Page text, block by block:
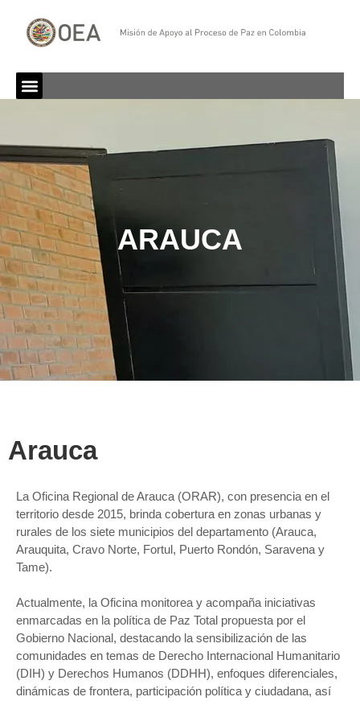
ARAUCA
Arauca
La Oficina Regional de Arauca (ORAR), con presencia en el
territorio desde 2015, brinda cobertura en zonas urbanas y
rurales de los siete municipios del departamento (Arauca,
Arauquita, Cravo Norte, Fortul, Puerto Rondón, Saravena y
Tame).
Actualmente, la Oficina monitorea y acompaña iniciativas
enmarcadas en la política de Paz Total propuesta por el
Gobierno Nacional, destacando la sensibilización de las
comunidades en temas de Derecho Internacional Humanitario
(DIH) y Derechos Humanos (DDHH), enfoques diferenciales,
dinámicas de frontera, participación política y ciudadana, así